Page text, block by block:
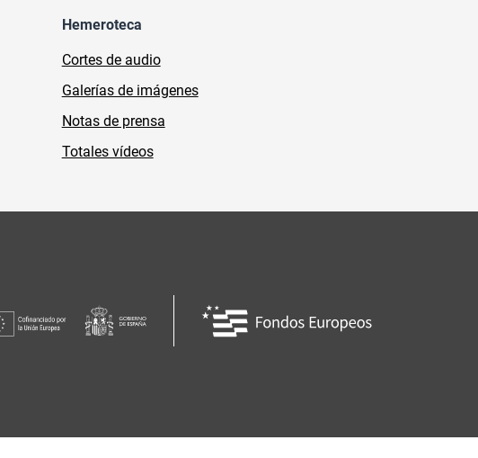
Hemeroteca
Cortes de audio
Galerías de imágenes
Notas de prensa
Totales vídeos